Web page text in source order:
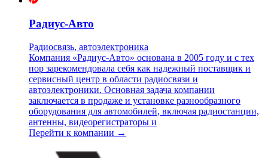
Радиус-Авто
Радиосвязь, автоэлектроника
Компания «Радиус-Авто» основана в 2005 году и с тех
пор зарекомендовала себя как надежный поставщик и
сервисный центр в области радиосвязи и
автоэлектроники. Основная задача компании
заключается в продаже и установке разнообразного
оборудования для автомобилей, включая радиостанции,
антенны, видеорегистраторы и
Перейти к компании →